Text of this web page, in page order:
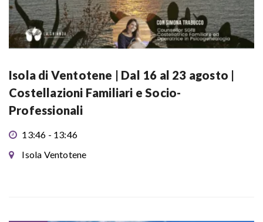
Isola di Ventotene | Dal 16 al 23 agosto |
Costellazioni Familiari e Socio-
Professionali
13:46 - 13:46
Isola Ventotene